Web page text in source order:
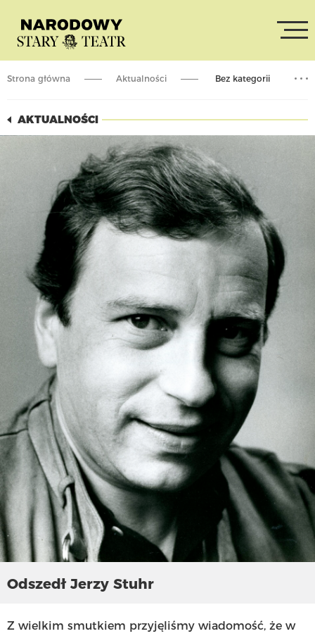
Strona główna Bez kategorii
Aktualności
AKTUALNOŚCI
Odszedł Jerzy Stuhr
Z wielkim smutkiem przyjęliśmy wiadomość, że w